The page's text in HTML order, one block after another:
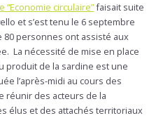
“Economie circulaire”faisait suite
et s’est tenu le 6 septembre
80 personnes ont assisté aux
La nécessité de mise en place
produit de la sardine est une
l’après-midi au cours des
réunir des acteurs de la
élus et des attachés territoriaux